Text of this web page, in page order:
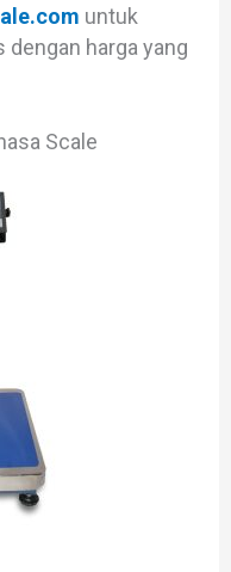
untuk
harga yang
Scale